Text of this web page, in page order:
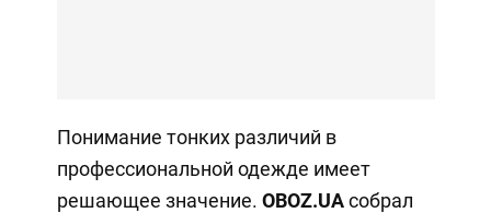
Понимание тонких различий в
профессиональной одежде имеет
решающее значение. OBOZ.UAсобрал